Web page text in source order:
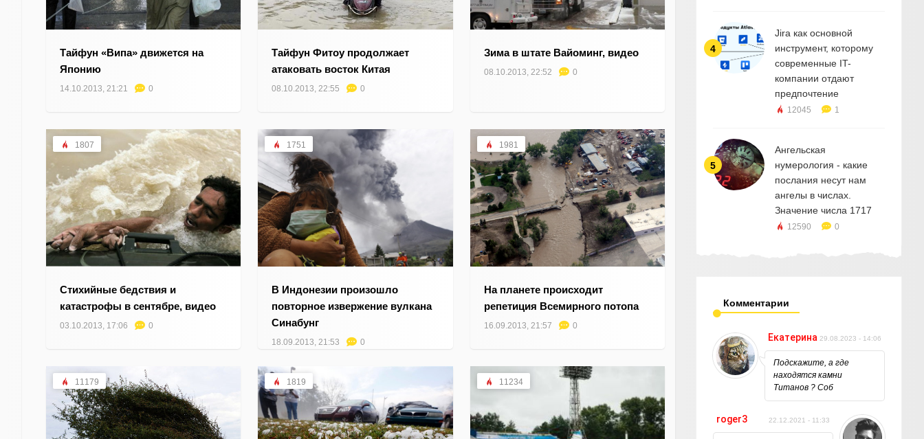
Тайфун «Випа» движется на
Японию
14.10.2013, 21:21 0
Тайфун Фитоу продолжает
атаковать восток Китая
08.10.2013, 22:55 0
Зима в штате Вайоминг, видео
08.10.2013, 22:52 0
1807
Стихийные бедствия и
катастрофы в сентябре, видео
03.10.2013, 17:06 0
1751
В Индонезии произошло
повторное извержение вулкана
Синабунг
18.09.2013, 21:53 0
1981
На планете происходит
репетиция Всемирного потопа
16.09.2013, 21:57 0
11179 1819 11234
4
Jira как основной
инструмент, которому
современные IT-
компании отдают
предпочтение
12045 1
5
Ангельская
нумерология - какие
послания несут нам
ангелы в числах.
Значение числа 1717
12590 0
Комментарии
Екатерина 29.08.2023 - 14:06
Подскажите, а где
находятся камни
Титанов ? Соб
roger3 22.12.2021 - 11:33